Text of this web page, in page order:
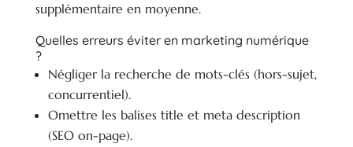
supplémentaire en moyenne.
Quelles erreurs éviter en marketing numérique
?
Négliger la recherche de mots-clés (hors-sujet,
concurrentiel).
Omettre les balises title et meta description
(SEO on-page).